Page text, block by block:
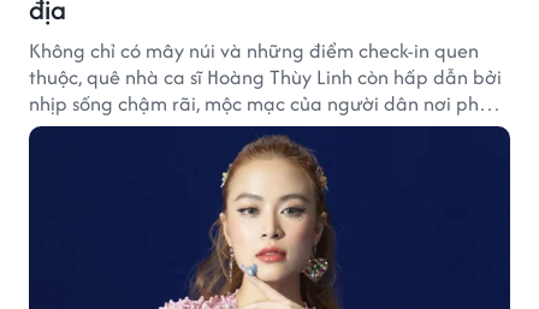
địa
Không chỉ có mây núi và những điểm check-in quen
thuộc, quê nhà ca sĩ Hoàng Thùy Linh còn hấp dẫn bởi
nhịp sống chậm rãi, mộc mạc của người dân nơi phố
núi.